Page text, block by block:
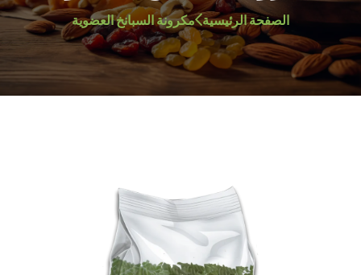
مكرونة السبانخ العضوية الصفحة الرئيسية